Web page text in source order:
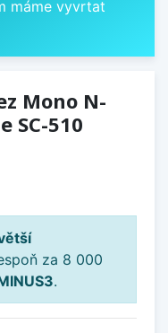
máme vyvrtat
Mono N-
SC-510
za 8 000
.